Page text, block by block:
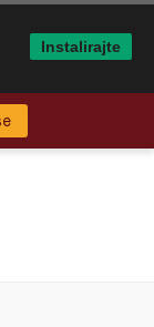
Instalirajte